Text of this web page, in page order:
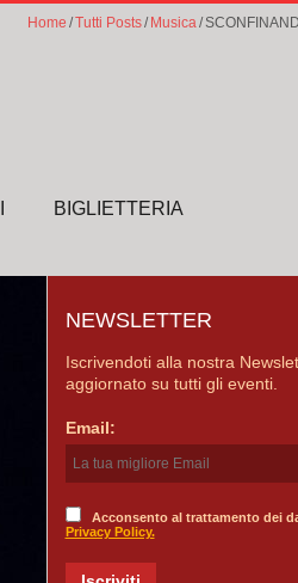
Home Tutti Posts Musica
BIGLIETTERIA
NEWSLETTER
Iscrivendoti alla nostra
aggiornato su tutti gli eventi.
Email:
Acconsento al trattamento dei
Privacy Policy.